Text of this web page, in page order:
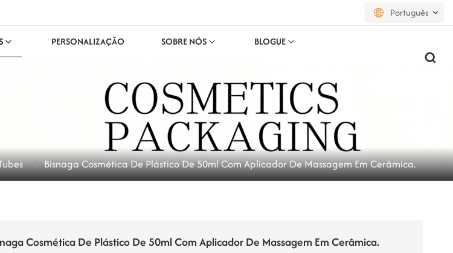
Português
русский
español
português
PERSONALIZAÇÃO SOBRE NÓS BLOGUE
Bisnaga Cosmética De Plástico De 50ml Com Aplicador De Massagem Em Cerâmica.
Cosmética De Plástico De 50ml Com Aplicador De Massagem Em Cerâmica.